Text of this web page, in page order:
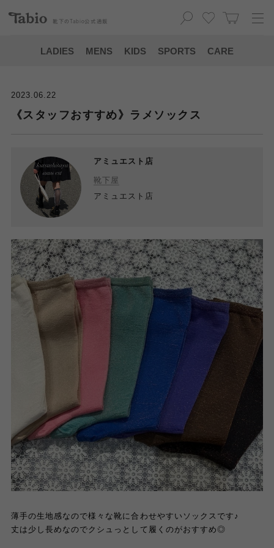
靴下の Tabio 公式通販
LADIES MENS KIDS SPORTS CARE
2023.06.22
《スタッフおすすめ》ラメソックス
アミュエスト店
靴下屋
アミュエスト店
薄手の生地感なので様々な靴に合わせやすいソックスです ♪
丈は少し長めなのでクシュっとして履くのがおすすめ◎